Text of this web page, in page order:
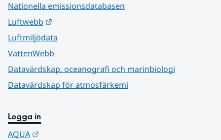
Nationella emissionsdatabasen
Luftwebb
Luftmiljödata
VattenWebb
Datavärdskap, oceanografi och marinbiologi
Datavärdskap för atmosfärkemi
Logga in
AQUA